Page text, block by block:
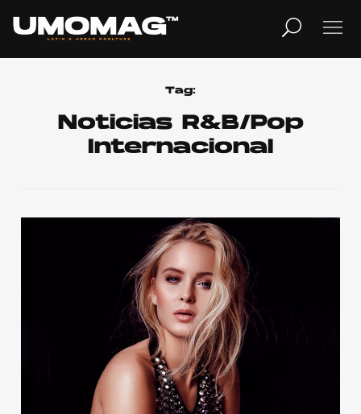
TV
Home
Cover Story
Publicidad
Contacto
Tag:
Noticias R&B/Pop
Internacional